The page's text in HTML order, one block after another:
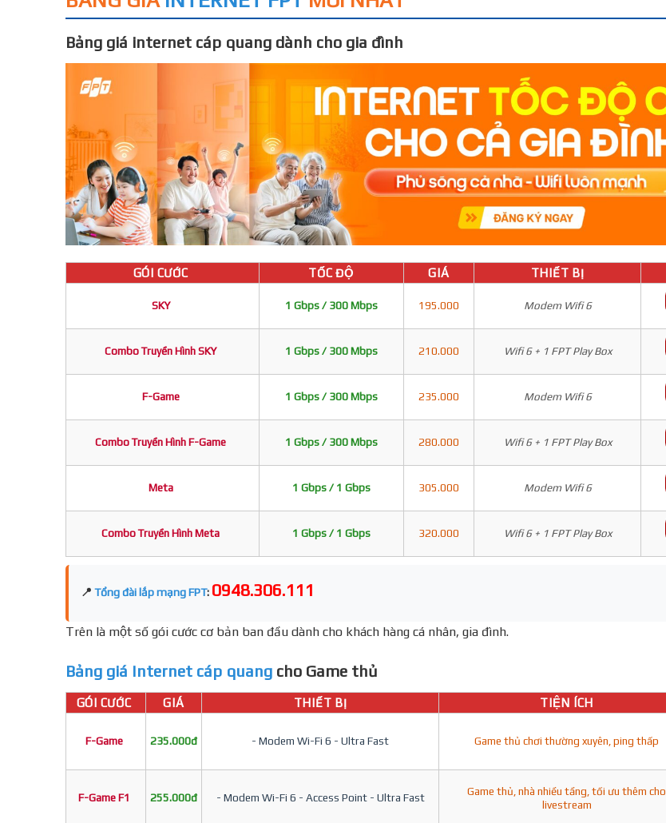
Bảng giá internet cáp quang dành cho gia đình
GÓI CƯỚC TỐC ĐỘ GIÁ THIẾT BỊ
SKY 1 Gbps / 300 Mbps 195.000 Modem Wifi 6
Combo Truyền Hình SKY 1 Gbps / 300 Mbps 210.000 Wifi 6 + 1 FPT Play Box
F-Game 1 Gbps / 300 Mbps 235.000 Modem Wifi 6
Combo Truyền Hình F-Game 1 Gbps / 300 Mbps 280.000 Wifi 6 + 1 FPT Play Box
Meta 1 Gbps / 1 Gbps 305.000 Modem Wifi 6
Combo Truyền Hình Meta 1 Gbps / 1 Gbps 320.000 Wifi 6 + 1 FPT Play Box
📍 Tổng đài lắp mạng FPT: 0948.306.111
Trên là một số gói cước cơ bản ban đầu dành cho khách hàng cá nhân, gia đình.
Bảng giá Internet cáp quang cho Game thủ
GÓI CƯỚC GIÁ THIẾT BỊ TIỆN ÍCH
F-Game 235.000đ - Modem Wi-Fi 6 - Ultra Fast Game thủ chơi thường xuyên, ping thấp
F-Game F1 255.000đ - Modem Wi-Fi 6 - Access Point - Ultra Fast
Game thủ, nhà nhiều tầng, tối ưu thêm cho
livestream